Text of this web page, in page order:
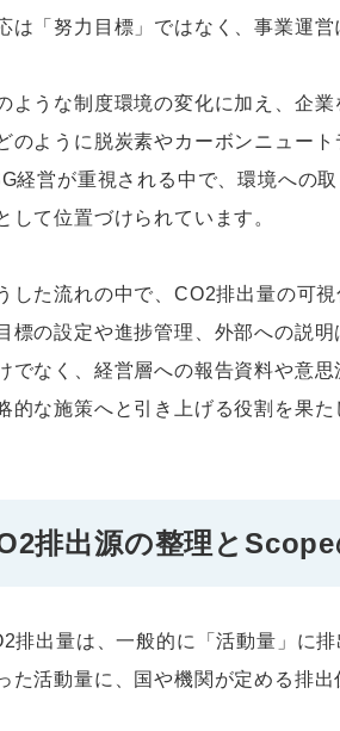
は「努力目標」ではなく、事業運
ような制度環境の変化に加え、企
のように脱炭素やカーボンニュー
経営が重視される中で、環境への
して位置づけられています。
した流れの中で、CO2排出量の可
標の設定や進捗管理、外部への説
でなく、経営層への報告資料や意
的な施策へと引き上げる役割を果た
排出源の整理と
排出量は、一般的に「活動量」に
た活動量に、国や機関が定める排